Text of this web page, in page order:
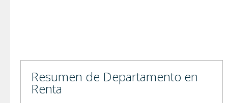
Resumen de Departamento en
Renta